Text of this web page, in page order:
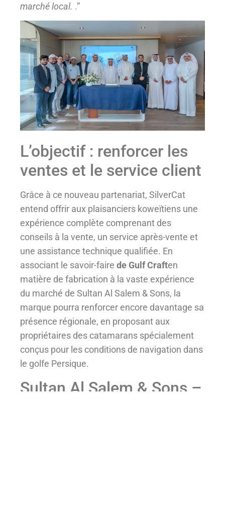
marché local. .”
L’objectif : renforcer les
ventes et le service client
Grâce à ce nouveau partenariat, SilverCat
entend offrir aux plaisanciers koweïtiens une
expérience complète comprenant des
conseils à la vente, un service après-vente et
une assistance technique qualifiée. En
associant le savoir-faire de Gulf Craften
matière de fabrication à la vaste expérience
du marché de Sultan Al Salem & Sons, la
marque pourra renforcer encore davantage sa
présence régionale, en proposant aux
propriétaires des catamarans spécialement
conçus pour les conditions de navigation dans
le golfe Persique.
Sultan Al Salem & Sons –